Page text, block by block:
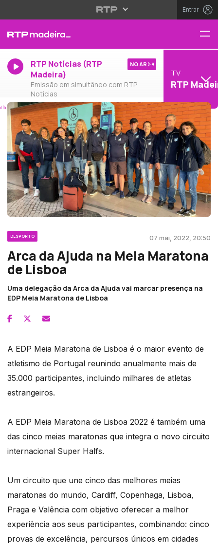
Entrar
RTP Notícias (RTP
Madeira)
Emissão em simultâneo com RTP
Notícias
NO AR
TV
RTP
DESPORTO 07 mai, 2022, 20:50
Arca da Ajuda na Meia Maratona
de Lisboa
Uma delegação da Arca da Ajuda vai marcar presença na
EDP Meia Maratona de Lisboa
A EDP Meia Maratona de Lisboa é o maior evento de
atletismo de Portugal reunindo anualmente mais de
35.000 participantes, incluindo milhares de atletas
estrangeiros.
A EDP Meia Maratona de Lisboa 2022 é também uma
das cinco meias maratonas que integra o novo circuito
internacional Super Halfs.
Um circuito que une cinco das melhores meias
maratonas do mundo, Cardiff, Copenhaga, Lisboa,
Praga e Valência com objetivo oferecer a melhor
experiência aos seus participantes, combinando: cinco
provas de excelência, percursos únicos em cidades